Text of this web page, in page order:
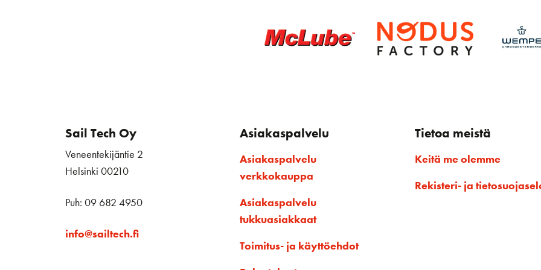
Sail Tech Oy
Veneentekijäntie 2
Helsinki 00210
Puh: 09 682 4950
info@sailtech.fi
Asiakaspalvelu
Asiakaspalvelu
verkkokauppa
Asiakaspalvelu
tukkuasiakkaat
Toimitus- ja käyttöehdot
Tietoa meistä
Keitä me olemme
Rekisteri- ja